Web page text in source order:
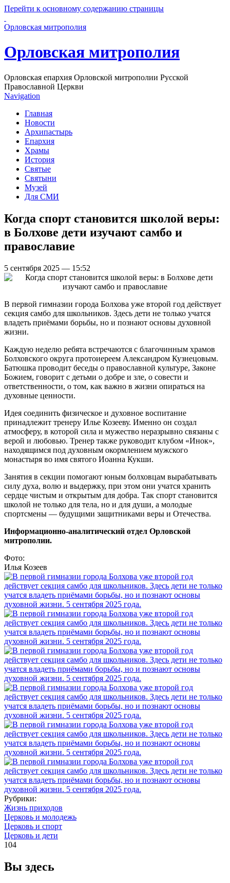
Перейти к основному содержанию страницы
Орловская митрополия
Орловская митрополия
Орловская епархия Орловской митрополии Русской
Православной Церкви
Navigation
Главная
Новости
Архипастырь
Епархия
Храмы
История
Святые
Святыни
Музей
Для СМИ
Когда спорт становится школой веры:
в Болхове дети изучают самбо и
православие
5 сентября 2025 — 15:52
В первой гимназии города Болхова уже второй год действует
секция самбо для школьников. Здесь дети не только учатся
владеть приёмами борьбы, но и познают основы духовной
жизни.
Каждую неделю ребята встречаются с благочинным храмов
Болховского округа протоиереем Александром Кузнецовым.
Батюшка проводит беседы о православной культуре, Законе
Божием, говорит с детьми о добре и зле, о совести и
ответственности, о том, как важно в жизни опираться на
духовные ценности.
Идея соединить физическое и духовное воспитание
принадлежит тренеру Илье Козееву. Именно он создал
атмосферу, в которой сила и мужество неразрывно связаны с
верой и любовью. Тренер также руководит клубом «Инок»,
находящимся под духовным окормлением мужского
монастыря во имя святого Иоанна Кукши.
Занятия в секции помогают юным болховцам вырабатывать
силу духа, волю и выдержку, при этом они учатся хранить
сердце чистым и открытым для добра. Так спорт становится
школой не только для тела, но и для души, а молодые
спортсмены — будущими защитниками веры и Отечества.
Информационно-аналитический отдел Орловской
митрополии.
Фото:
Илья Козеев
Рубрики:
Жизнь приходов
Церковь и молодежь
Церковь и спорт
Церковь и дети
104
Вы здесь